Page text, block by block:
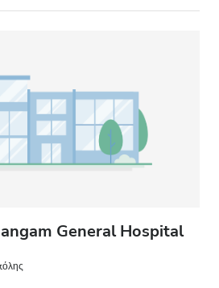
General Hospital